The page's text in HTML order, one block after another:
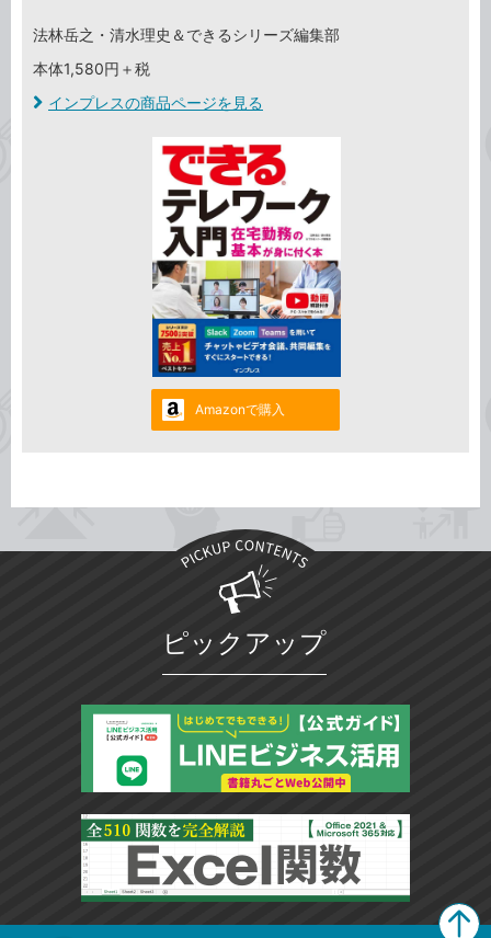
法林岳之・清水理史＆できるシリーズ編集部
本体1,580円＋税
インプレスの商品ページを見る
Amazonで購入
ピックアップ